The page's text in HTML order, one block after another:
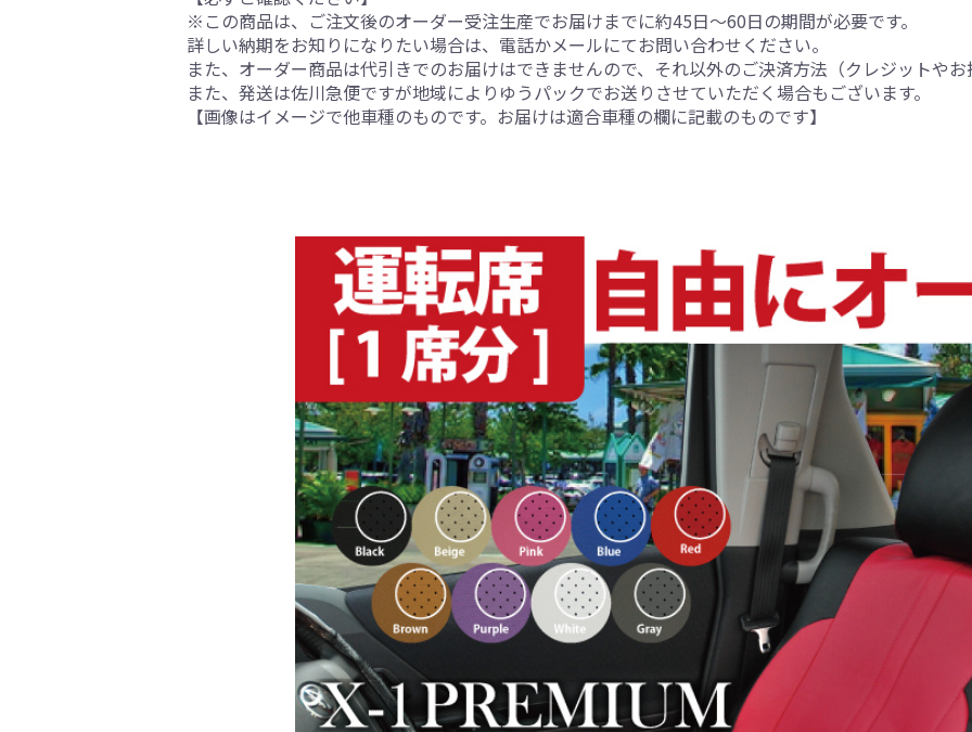
※この商品は、ご注文後のオーダー受注生産でお届けまでに約45日～60日の期間が必要です。
詳しい納期をお知りになりたい場合は、電話かメールにてお問い合わせください。
また、オーダー商品は代引きでのお届けはできませんので、それ以外のご決済方法（クレジットや
また、発送は佐川急便ですが地域によりゆうパックでお送りさせていただく場合もございます。
【画像はイメージで他車種のものです。お届けは適合車種の欄に記載のものです】